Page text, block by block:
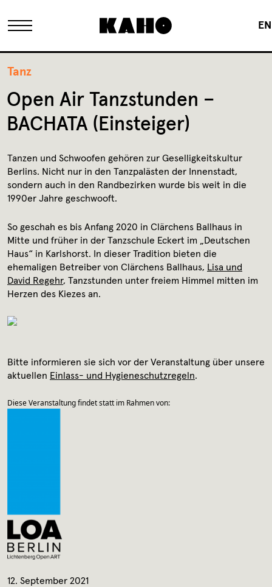
EN
Das KAHO
Historie
Eigentümer
FAQ
Sanierung
Archiv
Kontakt
Presse
Tanz
Open Air Tanzstunden –
BACHATA (Einsteiger)
Tanzen und Schwoofen gehören zur Geselligkeitskultur
Berlins. Nicht nur in den Tanzpalästen der Innenstadt,
sondern auch in den Randbezirken wurde bis weit in die
1990er Jahre geschwooft.
So geschah es bis Anfang 2020 in Clärchens Ballhaus in
Mitte und früher in der Tanzschule Eckert im „Deutschen
Haus“ in Karlshorst. In dieser Tradition bieten die
ehemaligen Betreiber von Clärchens Ballhaus, Lisa und
David Regehr, Tanzstunden unter freiem Himmel mitten im
Herzen des Kiezes an.
Bitte informieren sie sich vor der Veranstaltung über unsere
aktuellen Einlass- und Hygieneschutzregeln.
Diese Veranstaltung findet statt im Rahmen von:
12. September 2021